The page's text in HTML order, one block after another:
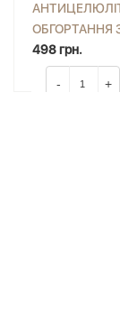
ОБГОРТАННЯ
ЕФЕКТОМ HOT
BLEND
498 грн.
- +